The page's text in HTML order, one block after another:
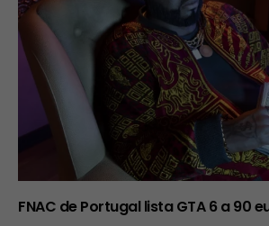
FNAC de Portugal lista GTA 6 a 90